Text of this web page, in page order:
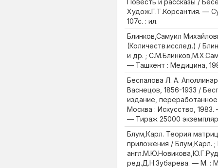
Повесть и рассказы /
Худож.Г.Т.Корсантия. —
107с. : ил.
Блинков,Самуил
(Количеств.исслед.) /
и др. ;
— Ташкент : Медицина,
Беспалова Л. А.
Васнецов, 1856-1933 /
издание,
Москва : Искусство,
— Тираж 25000
Блум,Карл. Теория
приложения / Блум,Карл. ;
ред.Д.Н.Зубарева. — М. :